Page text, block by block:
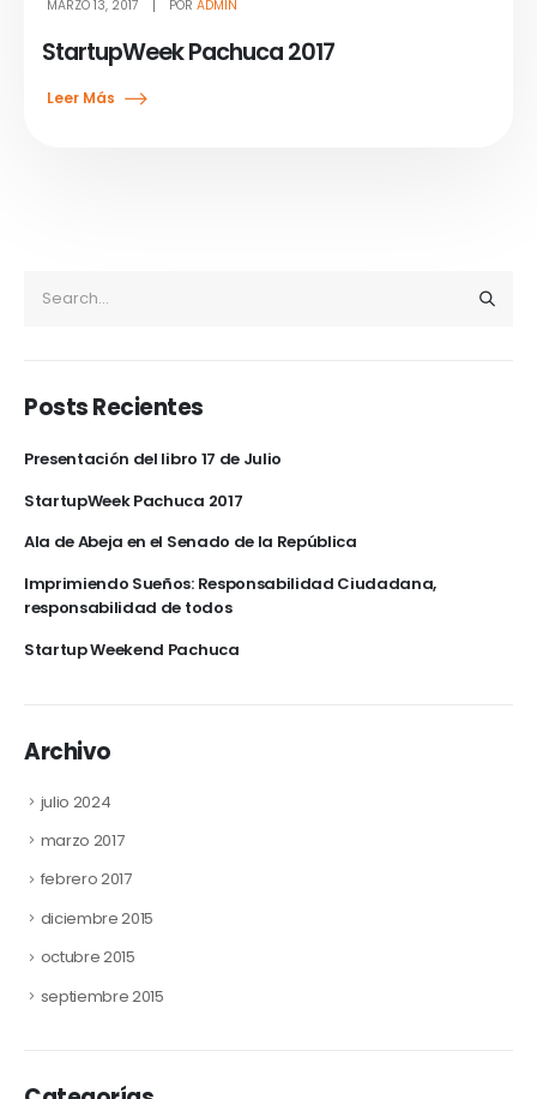
MARZO 13, 2017 POR ADMIN
StartupWeek Pachuca 2017
Leer Más
Posts Recientes
Presentación del libro 17 de Julio
StartupWeek Pachuca 2017
Ala de Abeja en el Senado de la República
Imprimiendo Sueños: Responsabilidad Ciudadana,
responsabilidad de todos
Startup Weekend Pachuca
Archivo
julio 2024
marzo 2017
febrero 2017
diciembre 2015
octubre 2015
septiembre 2015